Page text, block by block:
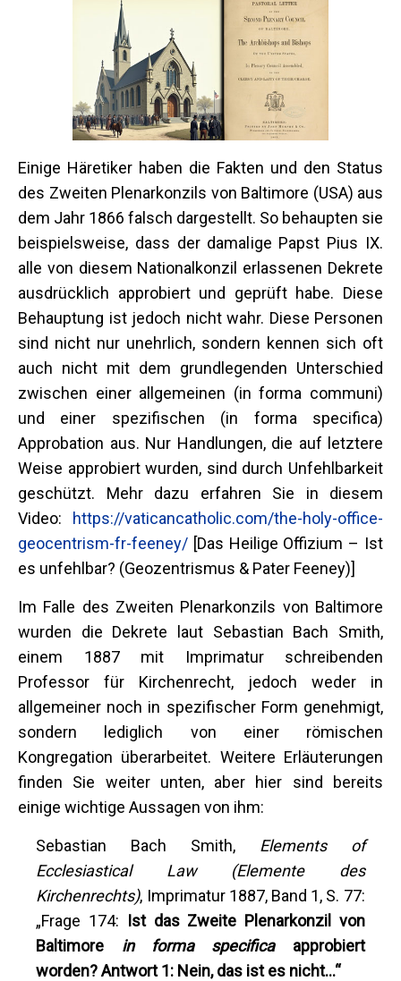
Einige Häretiker haben die Fakten und den Status
des Zweiten Plenarkonzils von Baltimore (USA) aus
dem Jahr 1866 falsch dargestellt. So behaupten sie
beispielsweise, dass der damalige Papst Pius IX.
alle von diesem Nationalkonzil erlassenen Dekrete
ausdrücklich approbiert und geprüft habe. Diese
Behauptung ist jedoch nicht wahr. Diese Personen
sind nicht nur unehrlich, sondern kennen sich oft
auch nicht mit dem grundlegenden Unterschied
zwischen einer allgemeinen (in forma communi)
und einer spezifischen (in forma specifica)
Approbation aus. Nur Handlungen, die auf letztere
Weise approbiert wurden, sind durch Unfehlbarkeit
geschützt. Mehr dazu erfahren Sie in diesem
Video: https://vaticancatholic.com/the-holy-office-
geocentrism-fr-feeney/ [Das Heilige Offizium – Ist
es unfehlbar? (Geozentrismus & Pater Feeney)]
Im Falle des Zweiten Plenarkonzils von Baltimore
wurden die Dekrete laut Sebastian Bach Smith,
einem 1887 mit Imprimatur schreibenden
Professor für Kirchenrecht, jedoch weder in
allgemeiner noch in spezifischer Form genehmigt,
sondern lediglich von einer römischen
Kongregation überarbeitet. Weitere Erläuterungen
finden Sie weiter unten, aber hier sind bereits
einige wichtige Aussagen von ihm:
Sebastian Bach Smith, Elements of
Ecclesiastical Law (Elemente des
Kirchenrechts), Imprimatur 1887, Band 1, S. 77:
„Frage 174: Ist das Zweite Plenarkonzil von
Baltimore in forma specificaapprobiert
worden? Antwort 1: Nein, das ist es nicht…“